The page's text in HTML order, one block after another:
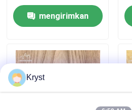
Hubungi Kami
Kasus-kasus
Lembar Veneer Kayu
Alami mengirimkan
Kryst